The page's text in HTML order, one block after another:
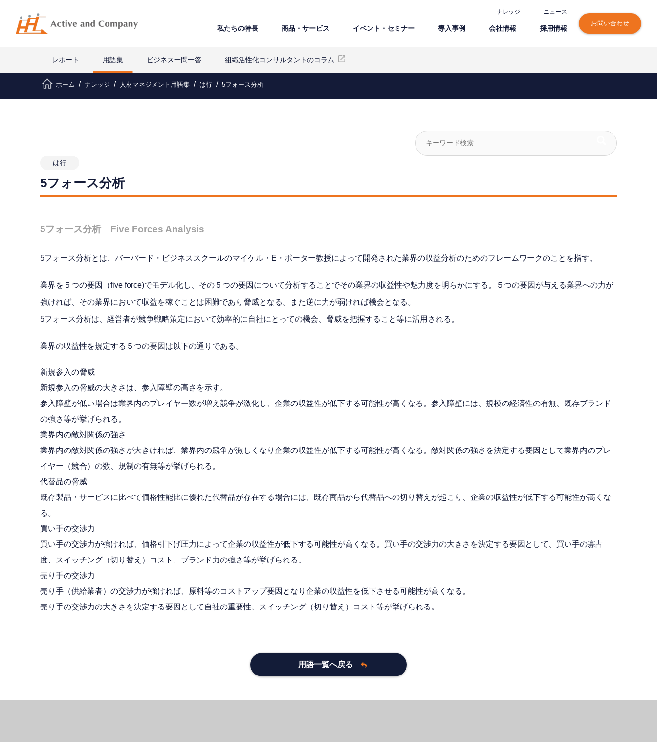
ナレッジ ニュース
私たちの特⻑ 商品・サービス イベント・セミナー 導⼊事例 会社情報 採⽤情報
お問い合わせ
レポート 用語集 ビジネス一問一答 組織活性化コンサルタントのコラム
ホーム ナレッジ 人材マネジメント用語集 は行 5フォース分析
は行
5フォース分析
5フォース分析 Five Forces Analysis
5フォース分析とは、バーバード・ビジネススクールのマイケル・E・ポーター教授によって開発された業界の収益分析のためのフレームワークのことを指す。
業界を５つの要因（five force)でモデル化し、その５つの要因について分析することでその業界の収益性や魅力度を明らかにする。５つの要因が与える業界への力が
強ければ、その業界において収益を稼ぐことは困難であり脅威となる。また逆に力が弱ければ機会となる。
5フォース分析は、経営者が競争戦略策定において効率的に自社にとっての機会、脅威を把握すること等に活用される。
業界の収益性を規定する５つの要因は以下の通りである。
新規参入の脅威
新規参入の脅威の大きさは、参入障壁の高さを示す。
参入障壁が低い場合は業界内のプレイヤー数が増え競争が激化し、企業の収益性が低下する可能性が高くなる。参入障壁には、規模の経済性の有無、既存ブランド
の強さ等が挙げられる。
業界内の敵対関係の強さ
業界内の敵対関係の強さが大きければ、業界内の競争が激しくなり企業の収益性が低下する可能性が高くなる。敵対関係の強さを決定する要因として業界内のプレ
イヤー（競合）の数、規制の有無等が挙げられる。
代替品の脅威
既存製品・サービスに比べて価格性能比に優れた代替品が存在する場合には、既存商品から代替品への切り替えが起こり、企業の収益性が低下する可能性が高くな
る。
買い手の交渉力
買い手の交渉力が強ければ、価格引下げ圧力によって企業の収益性が低下する可能性が高くなる。買い手の交渉力の大きさを決定する要因として、買い手の寡占
度、スイッチング（切り替え）コスト、ブランド力の強さ等が挙げられる。
売り手の交渉力
売り手（供給業者）の交渉力が強ければ、原料等のコストアップ要因となり企業の収益性を低下させる可能性が高くなる。
売り手の交渉力の大きさを決定する要因として自社の重要性、スイッチング（切り替え）コスト等が挙げられる。
用語一覧へ戻る